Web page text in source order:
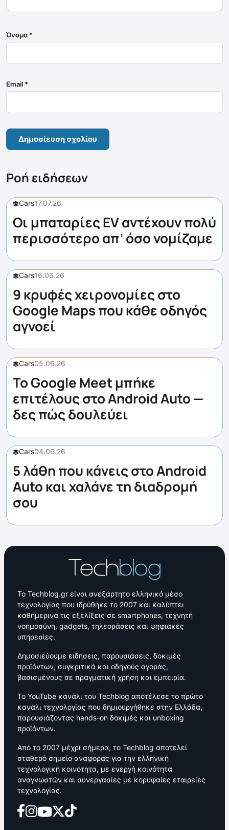
Όνομα *
Email *
Ροή ειδήσεων
Cars17.07.26
Οι μπαταρίες EV αντέχουν πολύ
περισσότερο απ’ όσο νομίζαμε
Cars16.06.26
9 κρυφές χειρονομίες στο
Google Maps που κάθε οδηγός
αγνοεί
Cars05.06.26
Το Google Meet μπήκε
επιτέλους στο Android Auto —
δες πώς δουλεύει
Cars04.06.26
5 λάθη που κάνεις στο Android
Auto και χαλάνε τη διαδρομή
σου
Το Techblog.gr είναι ανεξάρτητο ελληνικό μέσο
τεχνολογίας που ιδρύθηκε το 2007 και καλύπτει
καθημερινά τις εξελίξεις σε smartphones, τεχνητή
νοημοσύνη, gadgets, τηλεοράσεις και ψηφιακές
υπηρεσίες.
Δημοσιεύουμε ειδήσεις, παρουσιάσεις, δοκιμές
προϊόντων, συγκριτικά και οδηγούς αγοράς,
βασισμένους σε πραγματική χρήση και εμπειρία.
Το YouTube κανάλι του Techblog αποτέλεσε το πρώτο
κανάλι τεχνολογίας που δημιουργήθηκε στην Ελλάδα,
παρουσιάζοντας hands-on δοκιμές και unboxing
προϊόντων.
Από το 2007 μέχρι σήμερα, το Techblog αποτελεί
σταθερό σημείο αναφοράς για την ελληνική
τεχνολογική κοινότητα, με ενεργή κοινότητα
αναγνωστών και συνεργασίες με κορυφαίες εταιρείες
τεχνολογίας.